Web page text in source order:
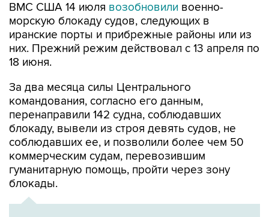
ВМС США 14 июля возобновили военно-
морскую блокаду судов, следующих в
иранские порты и прибрежные районы или из
них. Прежний режим действовал с 13 апреля по
18 июня.
За два месяца силы Центрального
командования, согласно его данным,
перенаправили 142 судна, соблюдавших
блокаду, вывели из строя девять судов, не
соблюдавших ее, и позволили более чем 50
коммерческим судам, перевозившим
гуманитарную помощь, пройти через зону
блокады.